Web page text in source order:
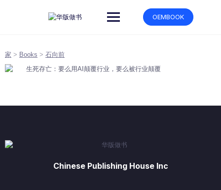
OEMBOOK
家 > Books > 石向前
Chinese Publishing House Inc